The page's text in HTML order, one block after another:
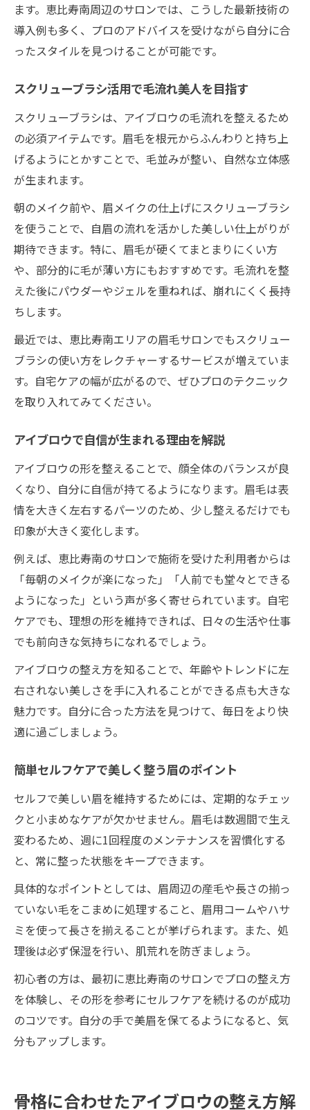
ます。恵比寿南周辺のサロンでは、こうした最新技術の
導入例も多く、プロのアドバイスを受けながら自分に合
ったスタイルを見つけることが可能です。
スクリューブラシ活用で毛流れ美人を目指す
スクリューブラシは、アイブロウの毛流れを整えるため
の必須アイテムです。眉毛を根元からふんわりと持ち上
げるようにとかすことで、毛並みが整い、自然な立体感
が生まれます。
朝のメイク前や、眉メイクの仕上げにスクリューブラシ
を使うことで、自眉の流れを活かした美しい仕上がりが
期待できます。特に、眉毛が硬くてまとまりにくい方
や、部分的に毛が薄い方にもおすすめです。毛流れを整
えた後にパウダーやジェルを重ねれば、崩れにくく長持
ちします。
最近では、恵比寿南エリアの眉毛サロンでもスクリュー
ブラシの使い方をレクチャーするサービスが増えていま
す。自宅ケアの幅が広がるので、ぜひプロのテクニック
を取り入れてみてください。
アイブロウで自信が生まれる理由を解説
アイブロウの形を整えることで、顔全体のバランスが良
くなり、自分に自信が持てるようになります。眉毛は表
情を大きく左右するパーツのため、少し整えるだけでも
印象が大きく変化します。
例えば、恵比寿南のサロンで施術を受けた利用者からは
「毎朝のメイクが楽になった」「人前でも堂々とできる
ようになった」という声が多く寄せられています。自宅
ケアでも、理想の形を維持できれば、日々の生活や仕事
でも前向きな気持ちになれるでしょう。
アイブロウの整え方を知ることで、年齢やトレンドに左
右されない美しさを手に入れることができる点も大きな
魅力です。自分に合った方法を見つけて、毎日をより快
適に過ごしましょう。
簡単セルフケアで美しく整う眉のポイント
セルフで美しい眉を維持するためには、定期的なチェッ
クと小まめなケアが欠かせません。眉毛は数週間で生え
変わるため、週に1回程度のメンテナンスを習慣化する
と、常に整った状態をキープできます。
具体的なポイントとしては、眉周辺の産毛や長さの揃っ
ていない毛をこまめに処理すること、眉用コームやハサ
ミを使って長さを揃えることが挙げられます。また、処
理後は必ず保湿を行い、肌荒れを防ぎましょう。
初心者の方は、最初に恵比寿南のサロンでプロの整え方
を体験し、その形を参考にセルフケアを続けるのが成功
のコツです。自分の手で美眉を保てるようになると、気
分もアップします。
骨格に合わせたアイブロウの整え方解